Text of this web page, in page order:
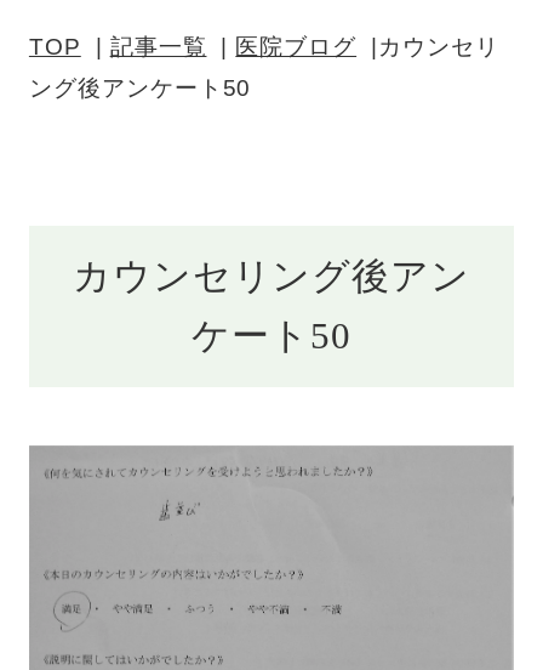
TOP 記事一覧 医院ブログ
カウンセリ
ング後アンケート50
カウンセリング後アン
ケート50